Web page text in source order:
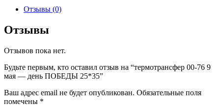
ПОБЕДЫОтзывы (0)
Отзывы
Отзывов пока нет.
Будьте первым, кто оставил отзыв на “термотрансфер 00-76 9
мая — день ПОБЕДЫ 25*35”
Ваш адрес email не будет опубликован. Обязательные поля
помечены *